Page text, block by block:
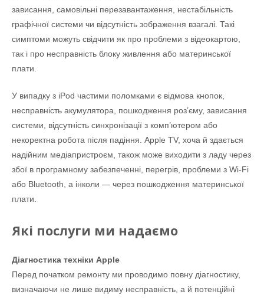
зависання, самовільні перезавантаження, нестабільність
графічної системи чи відсутність зображення взагалі. Такі
симптоми можуть свідчити як про проблеми з відеокартою,
так і про несправність блоку живлення або материнської
плати.
У випадку з iPod частими поломками є відмова кнопок,
несправність акумулятора, пошкодження роз’єму, зависання
системи, відсутність синхронізації з комп’ютером або
некоректна робота після падіння. Apple TV, хоча й здається
надійним медіапристроєм, також може виходити з ладу через
збої в програмному забезпеченні, перегрів, проблеми з Wi-Fi
або Bluetooth, а інколи — через пошкодження материнської
плати.
Які послуги ми надаємо
Діагностика техніки Apple
Перед початком ремонту ми проводимо повну діагностику,
визначаючи не лише видиму несправність, а й потенційні